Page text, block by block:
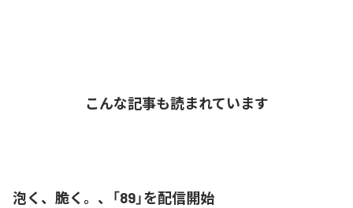
こんな記事も読まれています
泡く、脆く。、「89」を配信開始